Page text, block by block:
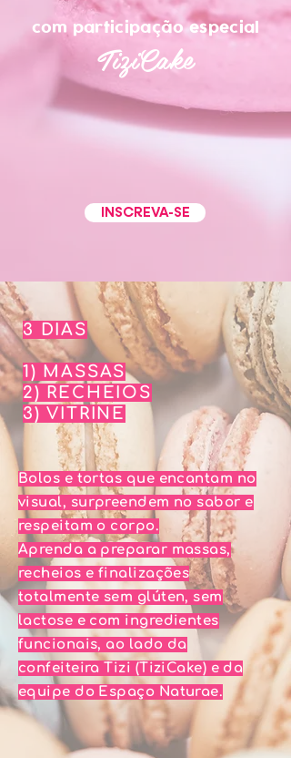
com participação especial
TiziCake
INSCREVA-SE
3 DIAS
1) MASSAS
2) RECHEIOS
3) VITRINE
Bolos e tortas que encantam no
visual, surpreendem no sabor e
respeitam o corpo.
Aprenda a preparar massas,
recheios e finalizações
totalmente sem glúten, sem
lactose e com ingredientes
funcionais, ao lado da
confeiteira Tizi (TiziCake) e da
equipe do Espaço Naturae.